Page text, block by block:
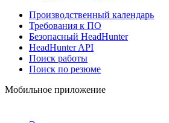
Производственный календарь
Требования к ПО
Безопасный HeadHunter
HeadHunter API
Поиск работы
Поиск по резюме
Мобильное приложение